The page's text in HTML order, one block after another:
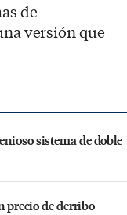
de
versión que
sistema de doble
precio de derribo